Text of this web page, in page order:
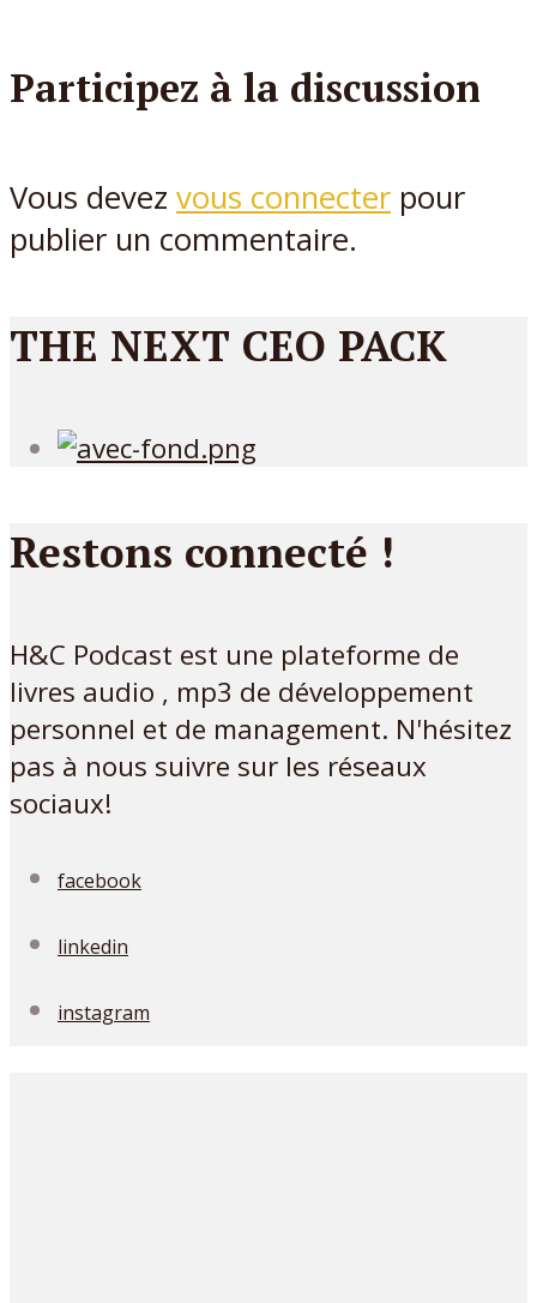
Participez à la discussion
Vous devez vous connecter pour
publier un commentaire.
THE NEXT CEO PACK
Restons connecté !
H&C Podcast est une plateforme de
livres audio , mp3 de développement
personnel et de management. N'hésitez
pas à nous suivre sur les réseaux
sociaux!
facebook
linkedin
instagram